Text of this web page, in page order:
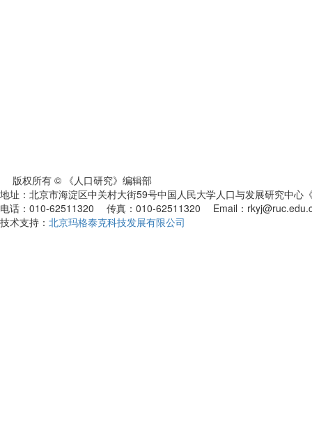
版权所有 © 《人口研究》编辑部
地址：北京市海淀区中关村大街59号中国人民大学人口与发展研究中
电话：010-62511320 传真：010-62511320 Email：
技术支持： 北京玛格泰克科技发展有限公司